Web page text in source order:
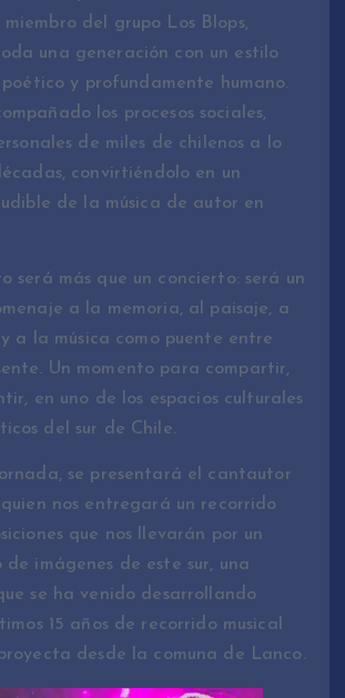
miembro del grupo Los Blops,
una generación con un estilo
y profundamente humano.
los procesos sociales,
de miles de chilenos a lo
convirtiéndolo en un
de la música de autor en
será más que un concierto: será un
a la memoria, al paisaje, a
a la música como puente entre
Un momento para compartir,
en uno de los espacios culturales
del sur de Chile.
se presentará el cantautor
nos entregará un recorrido
que nos llevarán por un
imágenes de este sur, una
se ha venido desarrollando
15 años de recorrido musical
desde la comuna de Lanco.